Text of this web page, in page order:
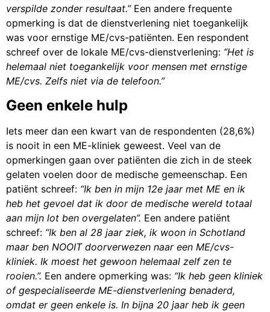
verspilde zonder resultaat.” Een andere frequente
opmerking is dat de dienstverlening niet toegankelijk
was voor ernstige ME/cvs-patiënten. Een respondent
schreef over de lokale ME/cvs-dienstverlening: “Het is
helemaal niet toegankelijk voor mensen met ernstige
ME/cvs. Zelfs niet via de telefoon.”
Geen enkele hulp
Iets meer dan een kwart van de respondenten (28,6%)
is nooit in een ME-kliniek geweest. Veel van de
opmerkingen gaan over patiënten die zich in de steek
gelaten voelen door de medische gemeenschap. Een
patiënt schreef: “Ik ben in mijn 12e jaar met ME en ik
heb het gevoel dat ik door de medische wereld totaal
aan mijn lot ben overgelaten”. Een andere patiënt
schreef: “Ik ben al 28 jaar ziek, ik woon in Schotland
maar ben NOOIT doorverwezen naar een ME/cvs-
kliniek. Ik moest het gewoon helemaal zelf zen te
rooien.”. Een andere opmerking was: “Ik heb geen kliniek
of gespecialiseerde ME-dienstverlening benaderd,
omdat er geen enkele is. In bijna 20 jaar heb ik geen